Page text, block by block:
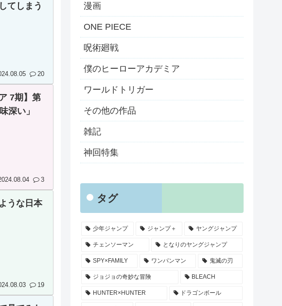
てしまう
20
7期】第
深い」
3
うな日本
19
漫画
ONE PIECE
呪術廻戦
僕のヒーローアカデミア
ワールドトリガー
その他の作品
雑記
神回特集
タグ
少年ジャンプ ジャンプ＋ ヤングジャンプ
チェンソーマン となりのヤングジャンプ
SPY×FAMILY ワンパンマン 鬼滅の刃
ジョジョの奇妙な冒険 BLEACH
HUNTER×HUNTER ドラゴンボール